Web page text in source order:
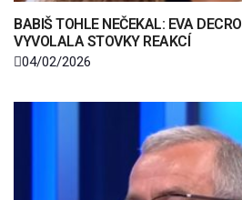
BABIŠ TOHLE NEČEKAL: EVA
VYVOLALA STOVKY REAKCÍ
04/02/2026